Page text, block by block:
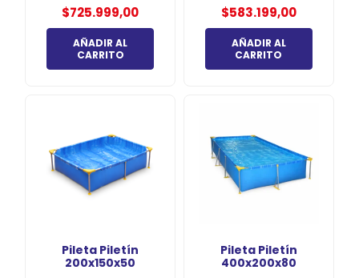
$725.999,00
AÑADIR AL
CARRITO
$583.199,00
AÑADIR AL
CARRITO
Pileta Piletín
200x150x50
Pileta Piletín
400x200x80